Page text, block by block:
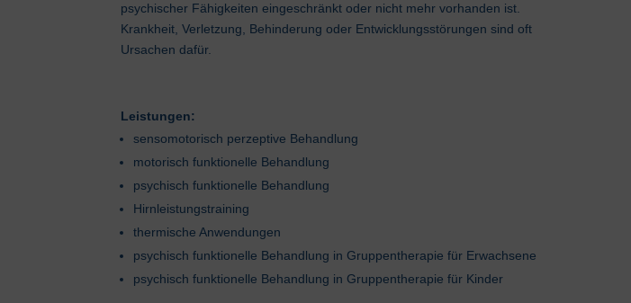
psychischer Fähigkeiten eingeschränkt oder nicht mehr vorhanden ist.
Krankheit, Verletzung, Behinderung oder Entwicklungsstörungen sind oft
Ursachen dafür.
Leistungen:
sensomotorisch perzeptive Behandlung
motorisch funktionelle Behandlung
psychisch funktionelle Behandlung
Hirnleistungstraining
thermische Anwendungen
psychisch funktionelle Behandlung in Gruppentherapie für Erwachsene
psychisch funktionelle Behandlung in Gruppentherapie für Kinder